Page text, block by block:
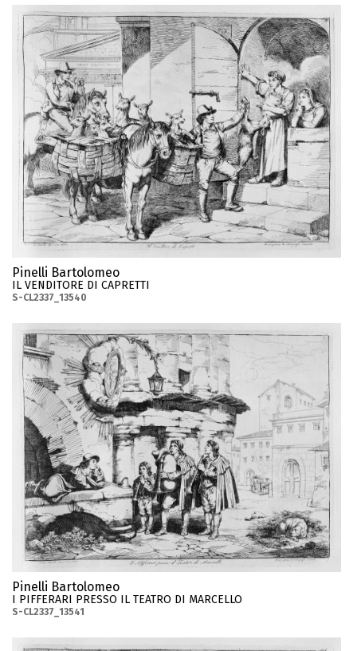
Pinelli Bartolomeo
IL VENDITORE DI CAPRETTI
S-CL2337_13540
Pinelli Bartolomeo
I PIFFERARI PRESSO IL TEATRO DI MARCELLO
S-CL2337_13541